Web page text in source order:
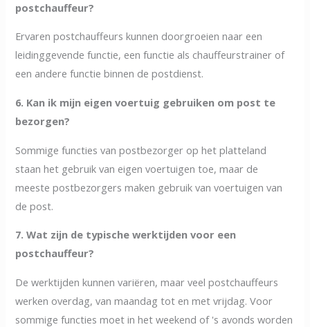
postchauffeur?
Ervaren postchauffeurs kunnen doorgroeien naar een
leidinggevende functie, een functie als chauffeurstrainer of
een andere functie binnen de postdienst.
6. Kan ik mijn eigen voertuig gebruiken om post te
bezorgen?
Sommige functies van postbezorger op het platteland
staan het gebruik van eigen voertuigen toe, maar de
meeste postbezorgers maken gebruik van voertuigen van
de post.
7. Wat zijn de typische werktijden voor een
postchauffeur?
De werktijden kunnen variëren, maar veel postchauffeurs
werken overdag, van maandag tot en met vrijdag. Voor
sommige functies moet in het weekend of 's avonds worden